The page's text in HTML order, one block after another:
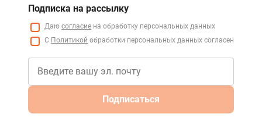
Подписка на рассылку
Даю согласие на обработку персональных данных
С Политикой обработки персональных данных согласен
Подписаться